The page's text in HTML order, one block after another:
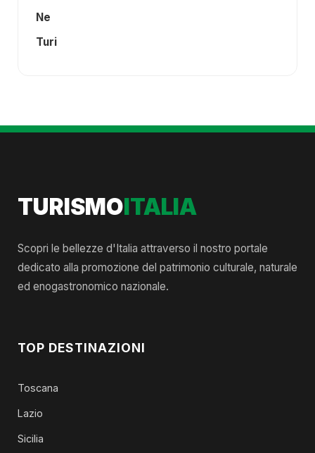
Ne
Turi
TURISMOITALIA
Scopri le bellezze d'Italia attraverso il nostro portale
dedicato alla promozione del patrimonio culturale, naturale
ed enogastronomico nazionale.
TOP DESTINAZIONI
Toscana
Lazio
Sicilia